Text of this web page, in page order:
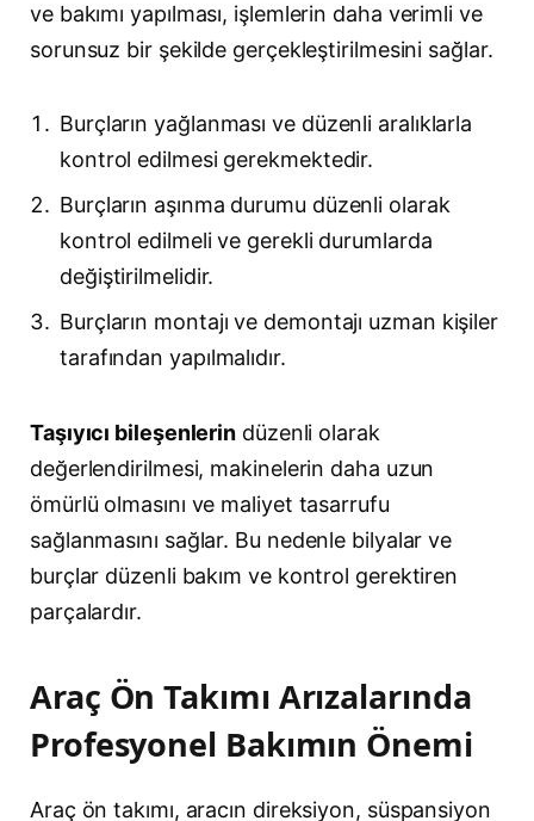
ve bakımı yapılması, işlemlerin daha verimli ve
sorunsuz bir şekilde gerçekleştirilmesini sağlar.
Burçların yağlanması ve düzenli aralıklarla
kontrol edilmesi gerekmektedir.
Burçların aşınma durumu düzenli olarak
kontrol edilmeli ve gerekli durumlarda
değiştirilmelidir.
Burçların montajı ve demontajı uzman kişiler
tarafından yapılmalıdır.
Taşıyıcı bileşenlerin düzenli olarak
değerlendirilmesi, makinelerin daha uzun
ömürlü olmasını ve maliyet tasarrufu
sağlanmasını sağlar. Bu nedenle bilyalar ve
burçlar düzenli bakım ve kontrol gerektiren
parçalardır.
Araç Ön Takımı Arızalarında
Profesyonel Bakımın Önemi
Araç ön takımı, aracın direksiyon, süspansiyon